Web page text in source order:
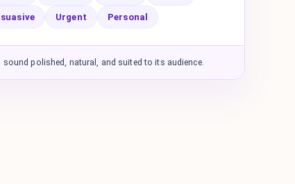
Urgent Personal
sound polished, natural, and suited to its audience.